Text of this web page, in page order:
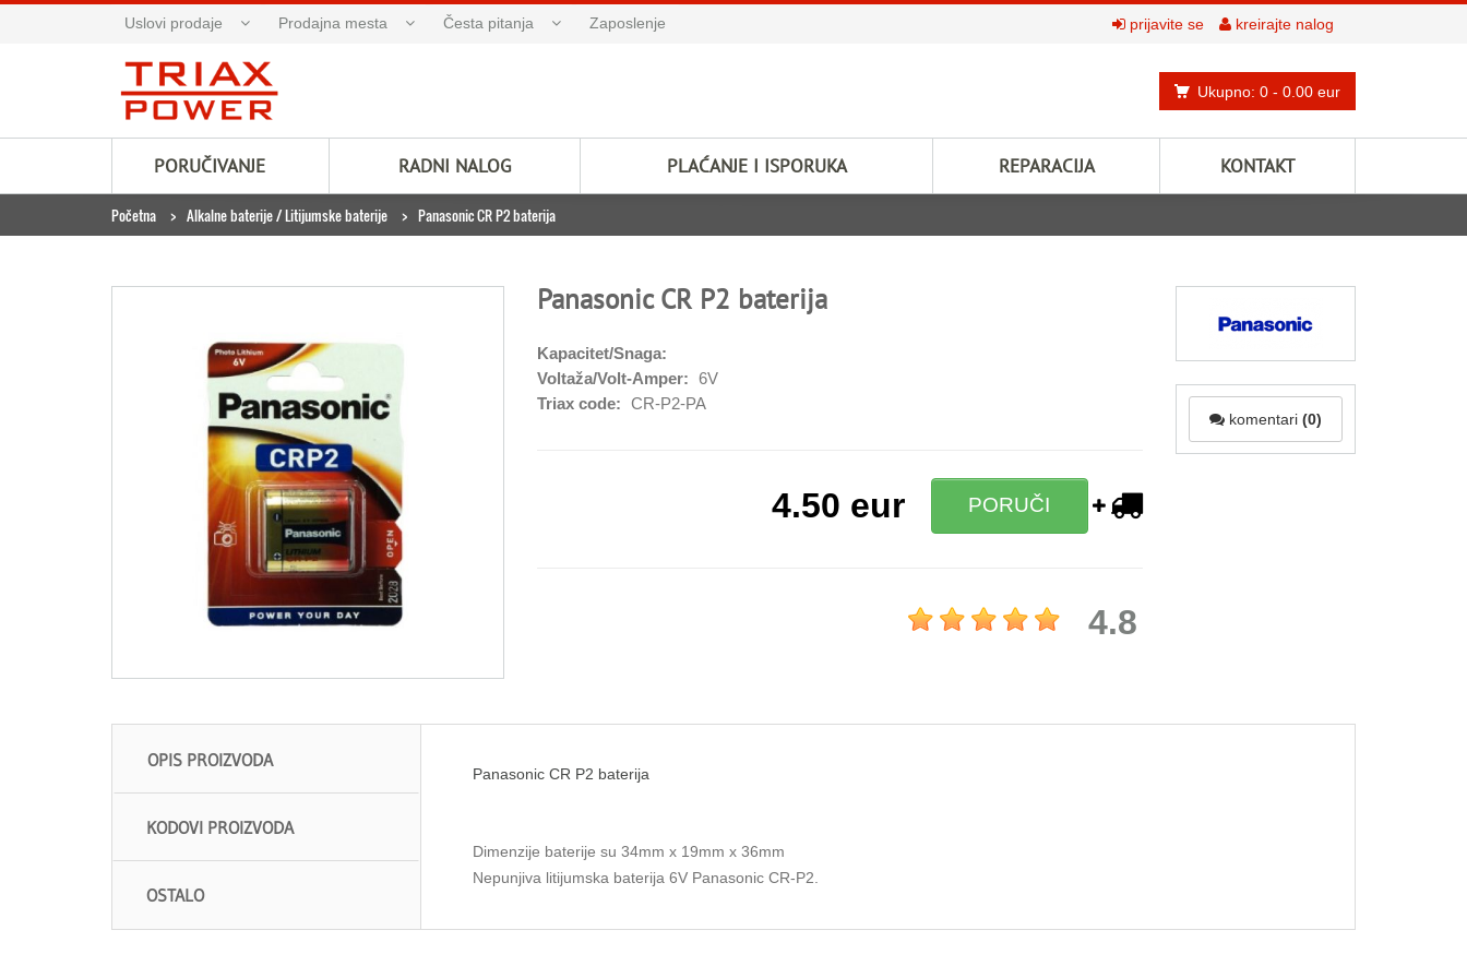
Uslovi prodaje Prodajna mesta Česta pitanja Zaposlenje prijavite se kreirajte nalog
Ukupno: 0 - 0.00 eur
PORUČIVANJE RADNI NALOG PLAĆANJE I ISPORUKA REPARACIJA KONTAKT
Početna Alkalne baterije / Litijumske baterije Panasonic CR P2 baterija
Panasonic CR P2 baterija
Kapacitet/Snaga:
Voltaža/Volt-Amper: 6V
Triax code: CR-P2-PA
4.50 eur PORUČI
4.8
komentari (0)
OPIS PROIZVODA
KODOVI PROIZVODA
OSTALO
Panasonic CR P2 baterija
Dimenzije baterije su 34mm x 19mm x 36mm
Nepunjiva litijumska baterija 6V Panasonic CR-P2.